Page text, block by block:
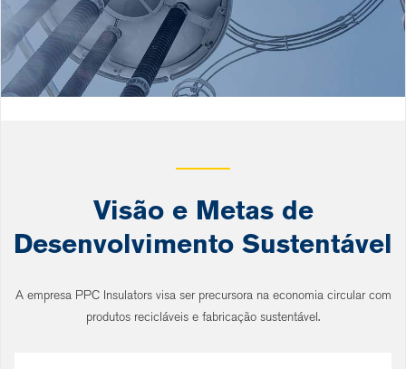
Visão e Metas de
Desenvolvimento Sustentável
A empresa PPC Insulators visa ser precursora na economia circular com
produtos recicláveis e fabricação sustentável.